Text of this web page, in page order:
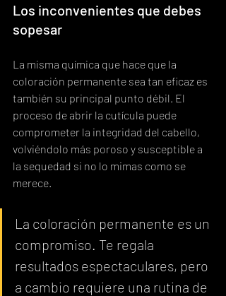
Los inconvenientes que debes
sopesar
La misma química que hace que la
coloración permanente sea tan eficaz es
también su principal punto débil. El
proceso de abrir la cutícula puede
comprometer la integridad del cabello,
volviéndolo más poroso y susceptible a
la sequedad si no lo mimas como se
merece.
La coloración permanente es un
compromiso. Te regala
resultados espectaculares, pero
a cambio requiere una rutina de